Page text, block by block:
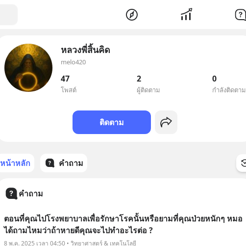
หลวงพี่สิ้นคิด
melo420
47
โพสต์
2
ผู้ติดตาม
0
กำลังติดตาม
ติดตาม
หน้าหลัก คำถาม
คำถาม
ตอนที่คุณไปโรงพยาบาลเพื่อรักษาโรคนั้นหรือยามที่คุณป่วยหนักๆ หมอ
ได้ถามไหมว่าถ้าหายดีคุณจะไปทำอะไรต่อ ?
8 พ.ค. 2025 เวลา 04:50 • วิทยาศาสตร์ & เทคโนโลยี